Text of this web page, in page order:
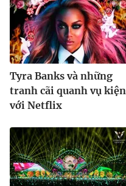
Tyra Banks và những
tranh cãi quanh vụ kiện
với Netflix